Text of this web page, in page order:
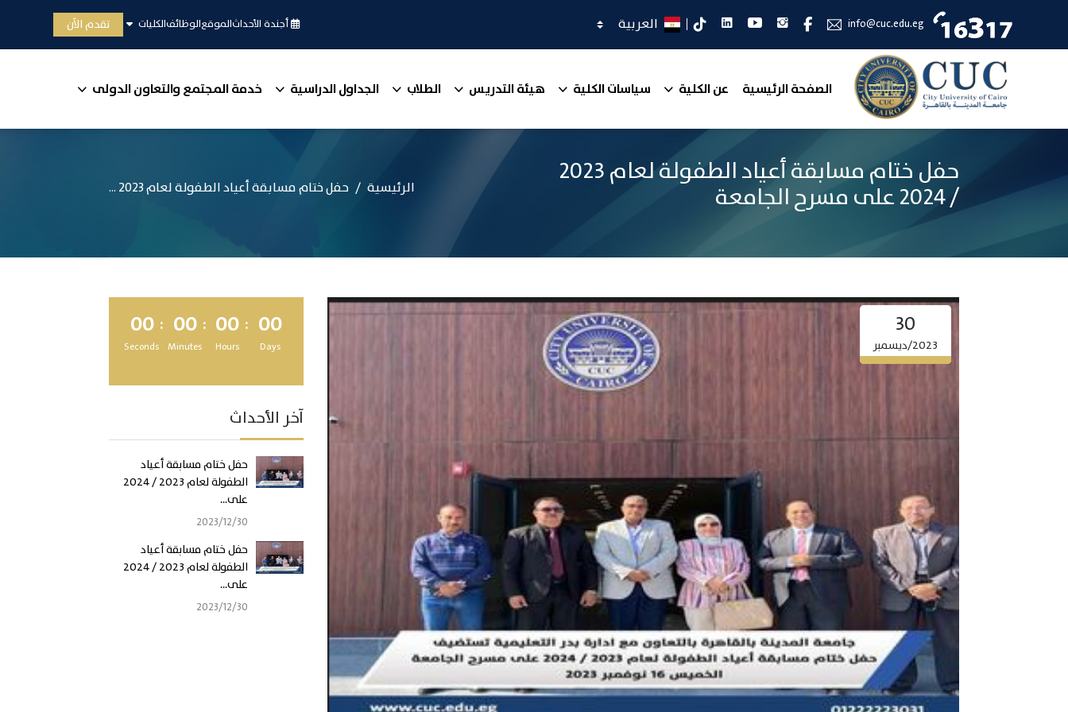
info@cuc.edu.eg فيس بوكانستجراميوتيوبلينكدانتيك توكاختر اللغة أجندة الأحداثالموقعالوظائفالكليات تقدم الآن
الصفحة الرئيسية عن الكلية سياسات الكلية هيئة التدريس الطلاب الجداول الدراسية خدمة المجتمع والتعاون الدولى
حفل ختام مسابقة أعياد الطفولة لعام 2023
/ 2024 على مسرح الجامعة الرئيسية حفل ختام مسابقة أعياد الطفولة لعام 2023 ...
30
2023/ديسمبر
00
Days
00
Hours
00
Minutes
00
Seconds
آخر الأحداث
حفل ختام مسابقة أعياد
الطفولة لعام 2023 / 2024
على...
30‏‏/12‏‏/2023
حفل ختام مسابقة أعياد
الطفولة لعام 2023 / 2024
على...
30‏‏/12‏‏/2023